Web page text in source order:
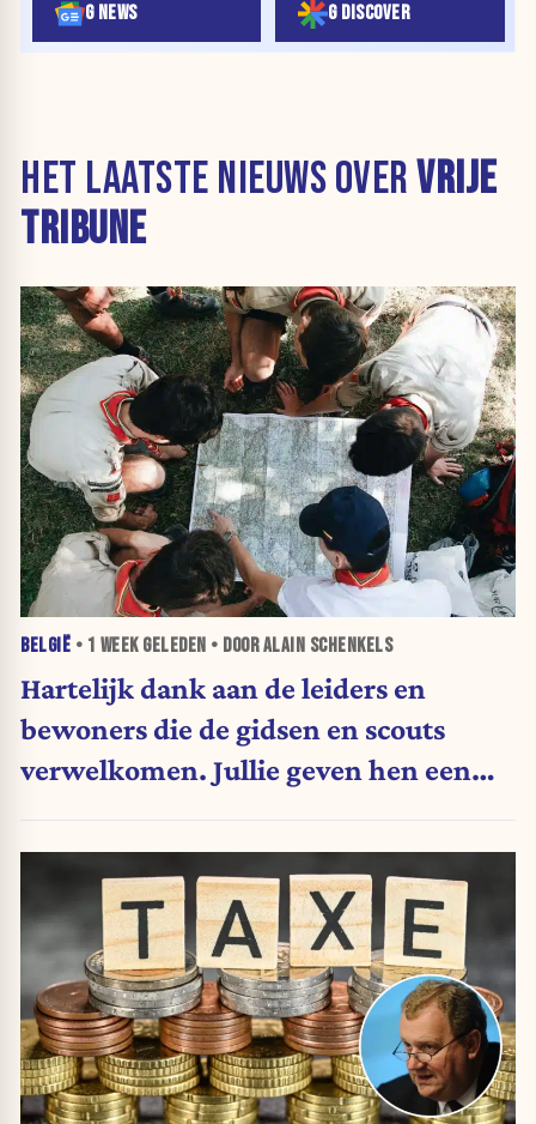
G NEWS G DISCOVER
HET LAATSTE NIEUWS OVERVRIJE
TRIBUNE
BELGIË • 1 WEEKGELEDEN • DOOR ALAIN SCHENKELS
Hartelijk dank aan de leiders en
bewoners die de gidsen en scouts
verwelkomen. Jullie geven hen een